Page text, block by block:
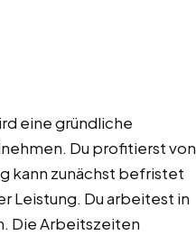
eine gründliche
Du profitierst von
kann zunächst befristet
Leistung. Du arbeitest in
Die Arbeitszeiten